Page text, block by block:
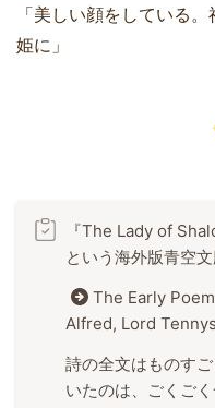
「美しい顔をしている
姫に」
『The Lady of
という海外版青空
The Early
Alfred, Lord
詩の全文はものす
いたのは、ごくご